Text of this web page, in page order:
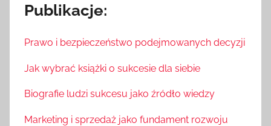
Publikacje:
Prawo i bezpieczeństwo podejmowanych decyzji
Jak wybrać książki o sukcesie dla siebie
Biografie ludzi sukcesu jako źródło wiedzy
Marketing i sprzedaż jako fundament rozwoju